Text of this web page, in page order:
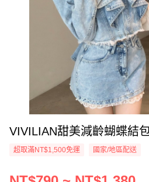
VIVILIAN甜美減齡蝴蝶結
超取滿NT$1,500免運 國家/地區配送